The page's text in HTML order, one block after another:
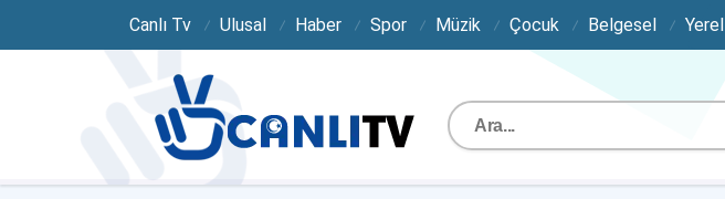
Canlı Tv Ulusal Haber Spor Müzik Çocuk Belgesel Yerel